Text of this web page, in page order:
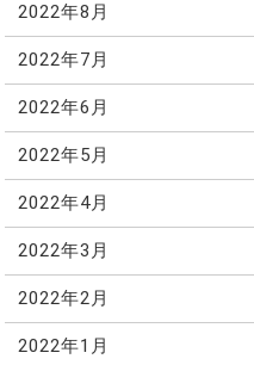
2022年8月
2022年7月
2022年6月
2022年5月
2022年4月
2022年3月
2022年2月
2022年1月